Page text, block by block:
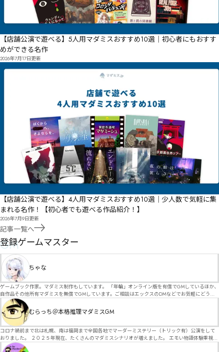
【店舗公演で遊べる】5人用マダミスおすすめ10選｜初心者にもおすす
めができる名作
2026年7月17日更新
【店舗公演で遊べる】4人用マダミスおすすめ10選｜少人数で気軽に集
まれる名作！【初心者でも遊べる作品紹介！】
2026年7月9日更新
記事一覧へ
GM
登録ゲームマスター
ちゃな
ゲームブック作家。マダミス制作もしています。 「年輪」オンライン版を有償でGMしているほか、
自作品その他所有マダミスを無償でGMしています。ご相談はエックスのDMなどでお気軽にどう
ぞ。
むらっち＠本格推理マダミスGM
コロナ禍前まで北は札幌、南は福岡まで全国各地でマーダーミステリー（トリック有）公演をして
おりました。 ２０２５年現在、たくさんのマダミスシナリオが増えました。 エモい物語体験重視の
シナリオがマダミス・マーダーミステリーというジャンル名でたくさんあるため、そのようなシナ